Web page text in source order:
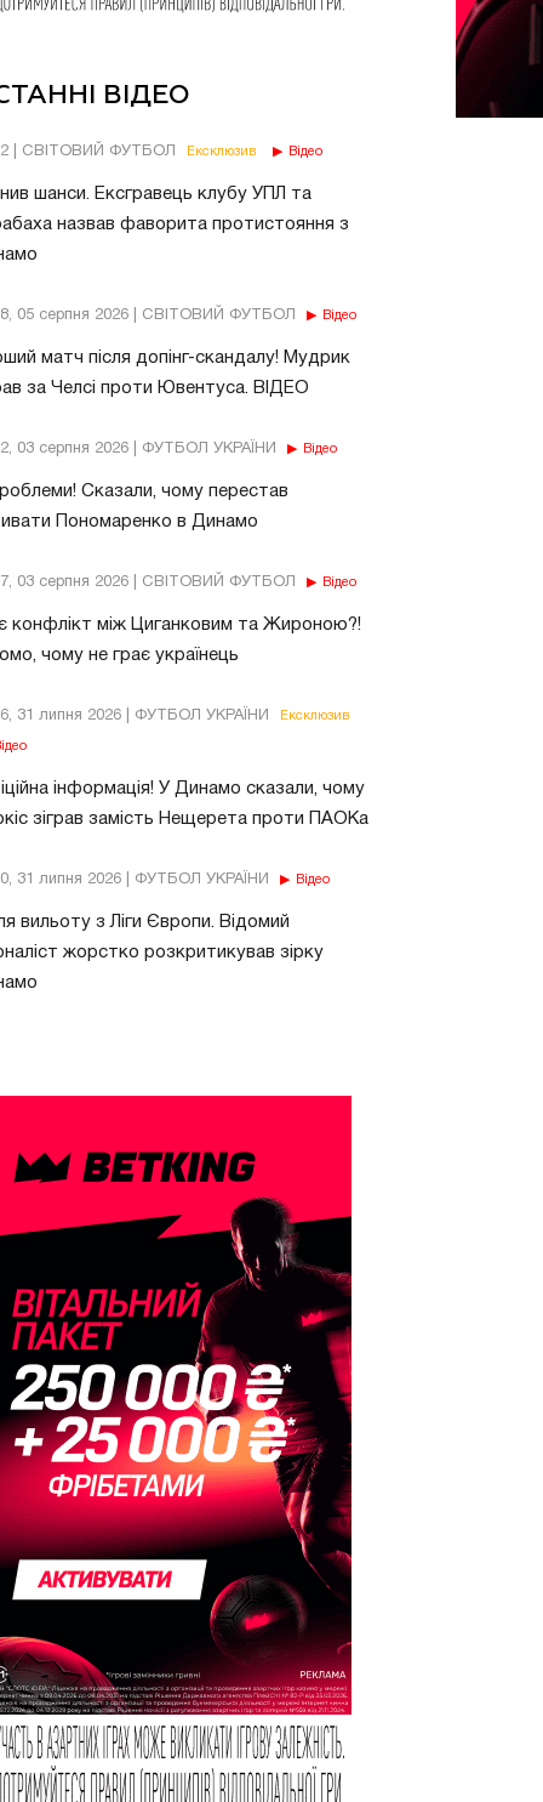
ВІДЕО
| СВІТОВИЙ ФУТБОЛ Ексклюзив Відео
шанси. Ексгравець клубу УПЛ та
назвав фаворита протистояння з
05 серпня 2026 | СВІТОВИЙ ФУТБОЛ Відео
матч після допінг-скандалу! Мудрик
за Челсі проти Ювентуса. ВІДЕО
03 серпня 2026 | ФУТБОЛ УКРАЇНИ Відео
Сказали, чому перестав
Пономаренко в Динамо
03 серпня 2026 | СВІТОВИЙ ФУТБОЛ Відео
конфлікт між Циганковим та Жироною?!
чому не грає українець
31 липня 2026 | ФУТБОЛ УКРАЇНИ Ексклюзив
інформація! У Динамо сказали, чому
зіграв замість Нещерета проти ПАОКа
31 липня 2026 | ФУТБОЛ УКРАЇНИ Відео
вильоту з Ліги Європи. Відомий
жорстко розкритикував зірку